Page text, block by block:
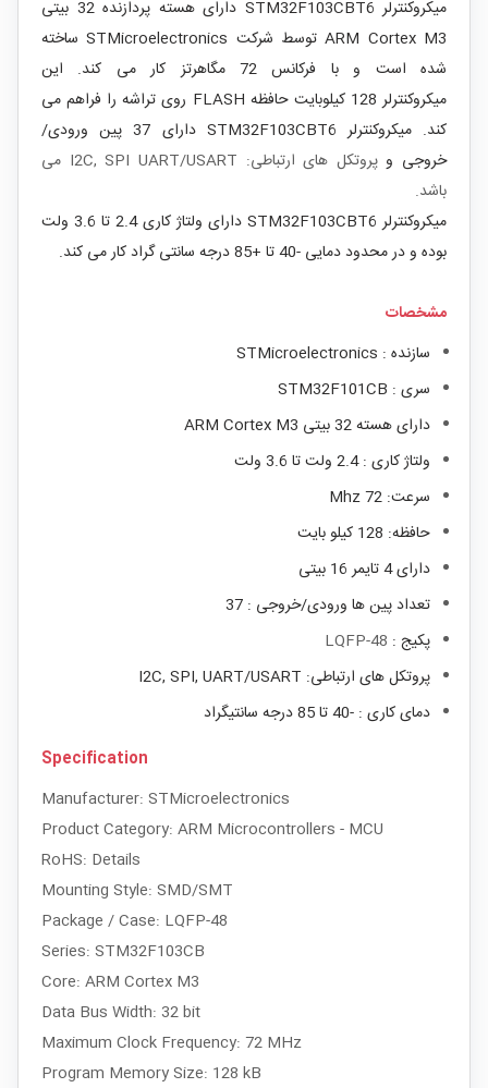
میکروکنترلر
STM32F103CBT6 دارای هسته پردازنده 32 بیتی
ARM Cortex M3 توسط شرکت
STMicroelectronics ساخته
شده
است و با فرکانس 72 مگاهرتز کار می کند. این
میکروکنترلر 128 کیلوبایت حافظه FLASH روی تراشه را فراهم می
کند.میکروکنترلر
STM32F103CBT6 دارای 37 پین ورودی/
خروجی و
پروتکل های ارتباطی: I2C, SPI UART/USART می
باشد.
میکروکنترلر
STM32F103CBT6 دارای ولتاژ کاری 2.4 تا 3.6 ولت
بوده و در محدود دمایی -40 تا +85 درجه سانتی گراد کار می کند.
مشخصات
سازنده : STMicroelectronics
سری : STM32F101CB
دارای هسته 32 بیتی ARM Cortex M3
ولتاژ کاری : 2.4 ولت تا 3.6 ولت
سرعت: 72 Mhz
حافظه: 128 کیلو بایت
دارای 4 تایمر 16 بیتی
تعداد پین ها ورودی/خروجی : 37
پکیج : LQFP-48
پروتکل های ارتباطی: I2C, SPI, UART/USART
دمای کاری : -40 تا 85 درجه سانتیگراد
Specification
Manufacturer: STMicroelectronics
Product Category: ARM Microcontrollers - MCU
RoHS: Details
Mounting Style: SMD/SMT
Package / Case: LQFP-48
Series: STM32F103CB
Core: ARM Cortex M3
Data Bus Width: 32 bit
Maximum Clock Frequency: 72 MHz
Program Memory Size: 128 kB